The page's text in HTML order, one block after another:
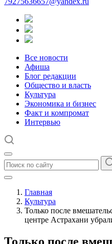
Все новости
Афиша
Блог редакции
Общество и власть
Культура
Экономика и бизнес
Факт и компромат
Интервью
Главная
Культура
Только после
центре Астрахани